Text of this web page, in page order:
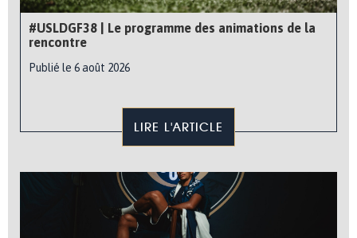
#USLDGF38 | Le programme des animations de la
rencontre
Publié le 6 août 2026
LIRE L'ARTICLE